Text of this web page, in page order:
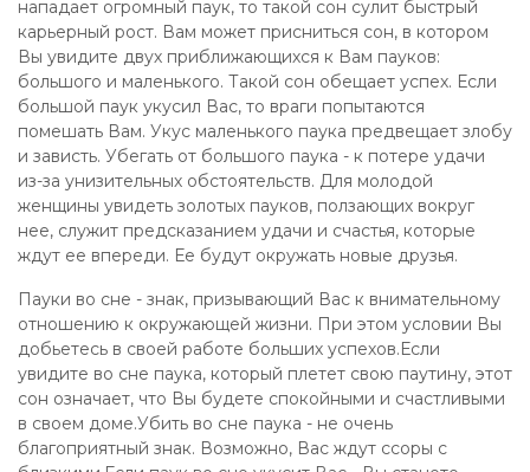
нападает огромный паук, то такой сон сулит быстрый
карьерный рост. Вам может присниться сон, в котором
Вы увидите двух приближающихся к Вам пауков:
большого и маленького. Такой сон обещает успех. Если
большой паук укусил Вас, то враги попытаются
помешать Вам. Укус маленького паука предвещает злобу
и зависть. Убегать от большого паука - к потере удачи
из-за унизительных обстоятельств. Для молодой
женщины увидеть золотых пауков, ползающих вокруг
нее, служит предсказанием удачи и счастья, которые
ждут ее впереди. Ее будут окружать новые друзья.
Пауки во сне - знак, призывающий Вас к внимательному
отношению к окружающей жизни. При этом условии Вы
добьетесь в своей работе больших успехов.Если
увидите во сне паука, который плетет свою паутину, этот
сон означает, что Вы будете спокойными и счастливыми
в своем доме.Убить во сне паука - не очень
благоприятный знак. Возможно, Вас ждут ссоры с